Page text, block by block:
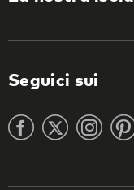
Seguici sui